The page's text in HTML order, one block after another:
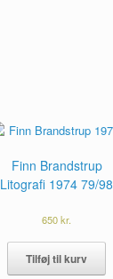
Finn Brandstrup
Litografi 1974 79/98
650kr.
Tilføj til kurv